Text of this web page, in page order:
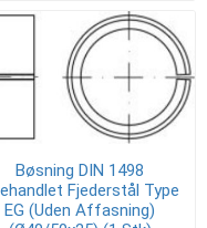
Bøsning DIN 1498
Fjederstål Type
EG (Uden Affasning)